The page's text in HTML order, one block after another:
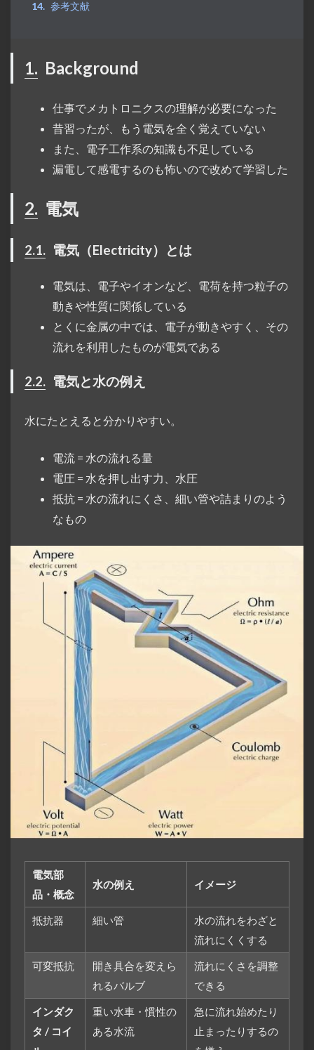
参考文献
1. Background
仕事でメカトロニクスの理解が必要になった
昔習ったが、もう電気を全く覚えていない
また、電子工作系の知識も不足している
漏電して感電するのも怖いので改めて学習した
2. 電気
2.1. 電気（Electricity）とは
電気は、電子やイオンなど、電荷を持つ粒子の
動きや性質に関係している
とくに金属の中では、電子が動きやすく、その
流れを利用したものが電気である
2.2. 電気と水の例え
水にたとえると分かりやすい。
電流 = 水の流れる量
電圧 = 水を押し出す力、水圧
抵抗 = 水の流れにくさ、細い管や詰まりのよう
なもの
電気部
品・概念
水の例え イメージ
抵抗器 細い管
水の流れをわざと
流れにくくする
可変抵抗
開き具合を変えら
れるバルブ
流れにくさを調整
できる
インダク
タ / コイ
重い水車・慣性の
ある水流
急に流れ始めたり
止まったりするの